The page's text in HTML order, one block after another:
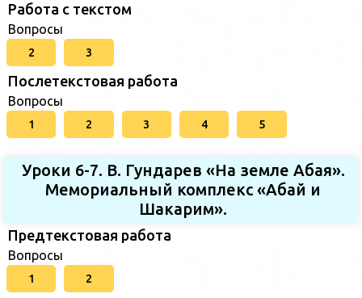
Работа с текстом
Вопросы
2 3
Послетекстовая работа
Вопросы
1 2 3 4 5
Уроки 6-7. В. Гундарев «На земле Абая».
Мемориальный комплекс «Абай и
Шакарим».
Предтекстовая работа
Вопросы
1 2